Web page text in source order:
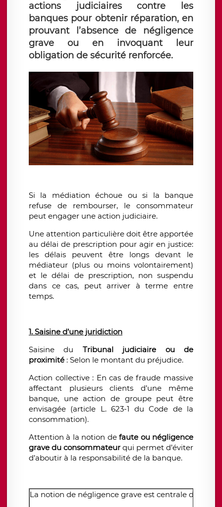
actions judiciaires contre les
banques pour obtenir réparation, en
prouvant l’absence de négligence
grave ou en invoquant leur
obligation de sécurité renforcée.
Si la médiation échoue ou si la banque
refuse de rembourser, le consommateur
peut engager une action judiciaire.
Une attention particulière doit être apportée
au délai de prescription pour agir en justice:
les délais peuvent être longs devant le
médiateur (plus ou moins volontairement)
et le délai de prescription, non suspendu
dans ce cas, peut arriver à terme entre
temps.
1. Saisine d’une juridiction
Saisine du Tribunal judiciaire ou de
proximité : Selon le montant du préjudice.
Action collective : En cas de fraude massive
affectant plusieurs clients d’une même
banque, une action de groupe peut être
envisagée (article L. 623-1 du Code de la
consommation).
Attention à la notion defaute ou négligence
grave du consommateur qui permet d’éviter
d’aboutir à la responsabilité de la banque.
La notion de négligence grave est centrale dans